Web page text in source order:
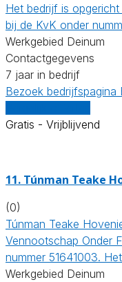
Het bedrijf is
bij de KvK onder
Werkgebied Deinum
Contactgegevens
7 jaar in bedrijf
Bezoek bedrijfspagina
Gratis - Vrijblijvend
11. Túnman Teake
(0)
Túnman Teake
Vennootschap Onder
nummer 51641003.
Werkgebied Deinum